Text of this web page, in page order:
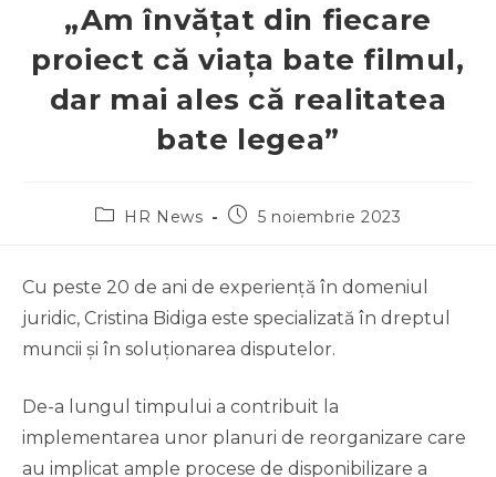
„Am învățat din fiecare
proiect că viața bate filmul,
dar mai ales că realitatea
bate legea”
HR News 5 noiembrie 2023
Cu peste 20 de ani de experiență în domeniul
juridic, Cristina Bidiga este specializată în dreptul
muncii și în soluționarea disputelor.
De-a lungul timpului a contribuit la
implementarea unor planuri de reorganizare care
au implicat ample procese de disponibilizare a